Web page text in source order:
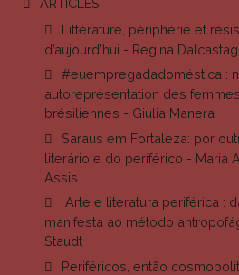
ARTICLES
Littérature, périphérie et
d’aujourd’hui - Regina
#euempregadadoméstica :
autoreprésentation des
brésiliennes - Giulia Manera
Saraus em Fortaleza: por
literário e do periférico - Maria
Assis
Arte e literatura periférica :
manifesta ao método
Staudt
Periféricos, então